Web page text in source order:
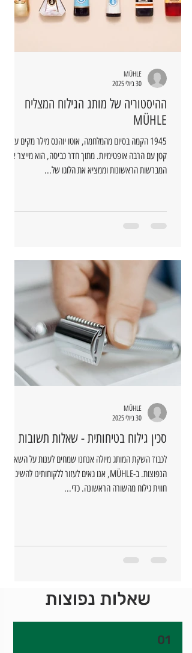
ההיסטוריה של מותג הגילוח המצליח
MÜHLE
1945 הקמה בסיום מהמלחמה, אוטו יוהנס מילר מקים עסק
קטן עם הרבה אופטימיות. מתוך חדר כביסה, הוא מייצר את
המברשות הראשונות וממציא את הלוגו של...
MÜHLE
30 ביולי 2025
סכין גילוח בטיחותית - שאלות תשובות
לכבוד השקת המותג מיולה אנחנו שמחים לענות על השאלות
הנפוצות. ב-MÜHLE, אנו גאים לעזור ללקוחותינו להשיג
חווית גילוח מהשורה הראשונה. כדי...
MÜHLE
30 ביולי 2025
שאלות נפוצות
01